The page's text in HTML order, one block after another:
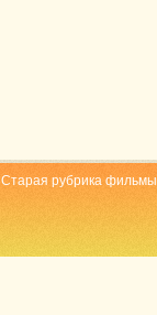
Старая рубрика фильмы